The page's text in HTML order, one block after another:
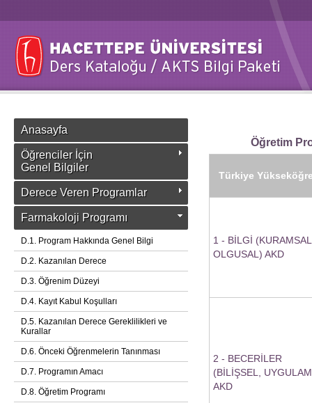
Anasayfa
Öğrenciler İçin
Genel Bilgiler
Derece Veren Programlar
Farmakoloji Programı
D.1. Program Hakkında Genel Bilgi
D.2. Kazanılan Derece
D.3. Öğrenim Düzeyi
D.4. Kayıt Kabul Koşulları
D.5. Kazanılan Derece Gereklilikleri ve
Kurallar
D.6. Önceki Öğrenmelerin Tanınması
D.7. Programın Amacı
D.8. Öğretim Programı
Öğretim
Türkiye
1 - BİLGİ
OLGUSAL) AKD
2 - BECERİLER
(BİLİŞSEL,
AKD